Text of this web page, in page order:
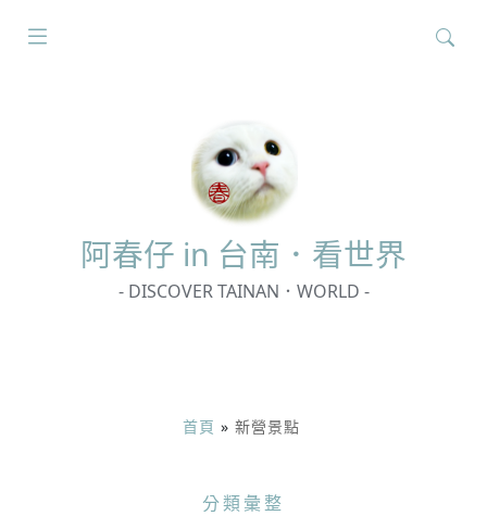
阿春仔 in 台南．看世界
- DISCOVER TAINAN．WORLD -
首頁 » 新營景點
分類彙整